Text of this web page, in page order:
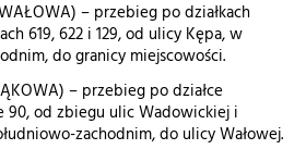
– przebieg po działkach
619, 622 i 129, od ulicy Kępa, w
do granicy miejscowości.
– przebieg po działce
90, od zbiegu ulic Wadowickiej i
zachodnim, do ulicy Wałowej.